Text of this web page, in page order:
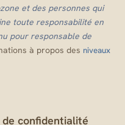
et des personnes qui
toute responsabilité en
pour responsable de
à propos des niveaux
de confidentialité